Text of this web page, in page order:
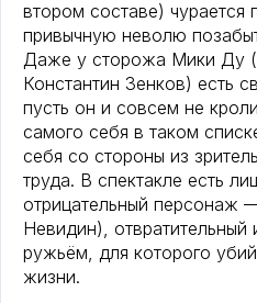
втором составе) чурается
привычную неволю
Даже у сторожа Мики Ду
Константин Зенков) есть
пусть он и совсем не
самого себя в таком
себя со стороны из
труда. В спектакле есть
отрицательный персонаж
Невидин),
ружьём, для которого
жизни.